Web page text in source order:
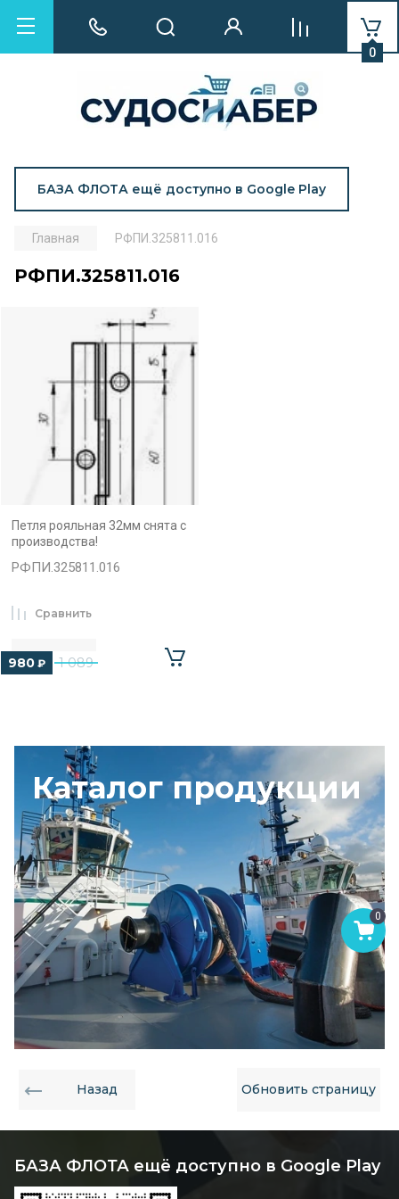
0
БАЗА ФЛОТА ещё доступно в Google Play
0
Каталог продукции
Главная РФПИ.325811.016
РФПИ.325811.016
Петля рояльная 32мм снята с
производства!
РФПИ.325811.016
1 089
980 ₽
Сравнить
Назад Обновить страницу
БАЗА ФЛОТА ещё доступно в Google Play